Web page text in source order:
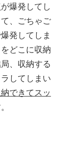
爆発してし
、ごちゃご
発してしま
どこに収納
、収納する
してしまい
できてスッ